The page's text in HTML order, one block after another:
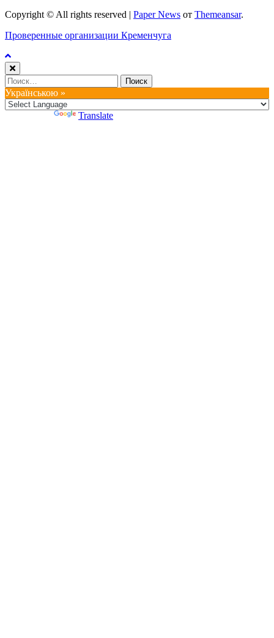
Copyright © All rights reserved | Paper News от Themeansar.
Проверенные организации Кременчуга
Найти:
Українською »
Translate